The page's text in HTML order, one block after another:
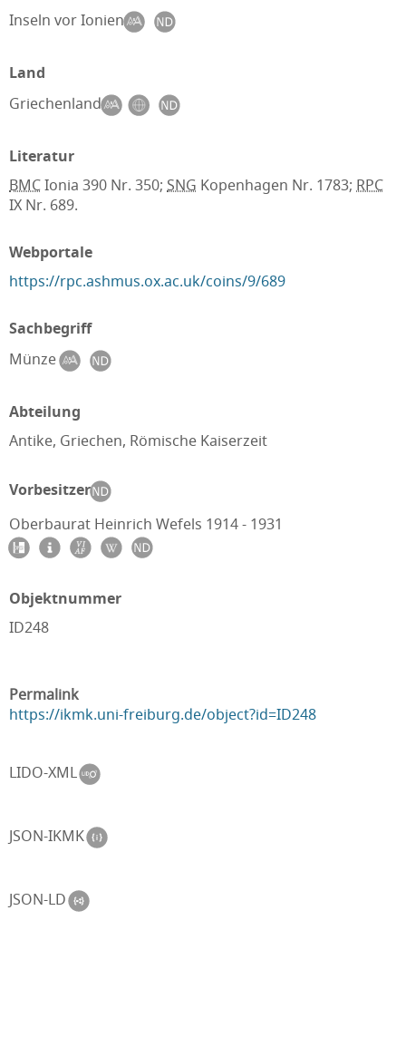
Inseln vor Ionien
Land
Griechenland
Literatur
BMCIonia 390 Nr. 350; SNG Kopenhagen Nr. 1783; RPC
IX Nr. 689.
Webportale
https://rpc.ashmus.ox.ac.uk/coins/9/689
Sachbegriff
Münze
Abteilung
Antike, Griechen, Römische Kaiserzeit
Vorbesitzer
Oberbaurat Heinrich Wefels 1914 - 1931
Objektnummer
ID248
Permalink
https://ikmk.uni-freiburg.de/object?id=ID248
LIDO-XML
JSON-IKMK
JSON-LD